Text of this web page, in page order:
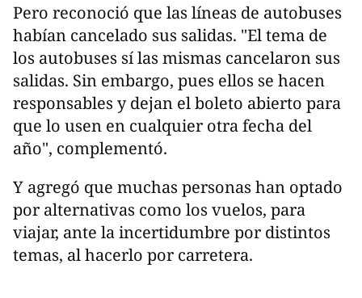
Pero reconoció que las líneas de autobuses
habían cancelado sus salidas. "El tema de
los autobuses sí las mismas cancelaron sus
salidas. Sin embargo, pues ellos se hacen
responsables y dejan el boleto abierto para
que lo usen en cualquier otra fecha del
año", complementó.
Y agregó que muchas personas han optado
por alternativas como los vuelos, para
viajar, ante la incertidumbre por distintos
temas, al hacerlo por carretera.